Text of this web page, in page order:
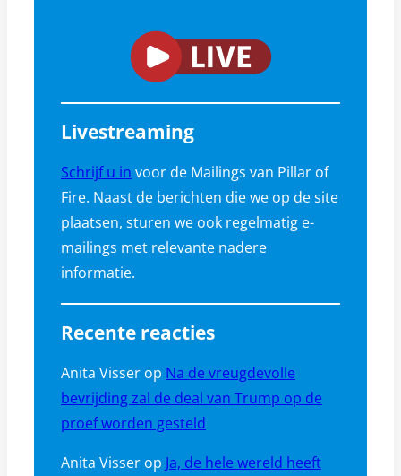
Livestreaming
Schrijf u in voor de Mailings van Pillar of
Fire. Naast de berichten die we op de site
plaatsen, sturen we ook regelmatig e-
mailings met relevante nadere
informatie.
Recente reacties
Anita Visser op Na de vreugdevolle
bevrijding zal de deal van Trump op de
proef worden gesteld
Anita Visser op Ja, de hele wereld heeft